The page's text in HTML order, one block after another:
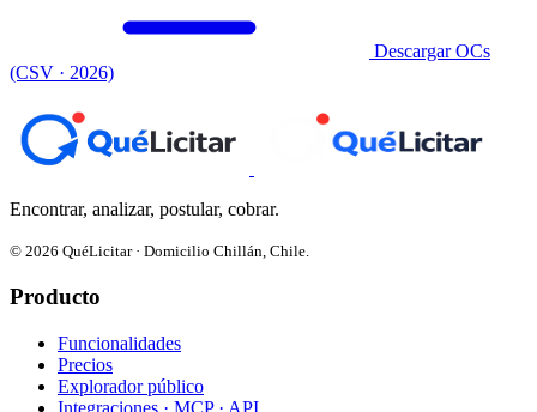
Descargar OCs
(CSV · 2026)
Encontrar, analizar, postular, cobrar.
© 2026 QuéLicitar · Domicilio Chillán, Chile.
Producto
Funcionalidades
Precios
Explorador público
Integraciones · MCP · API